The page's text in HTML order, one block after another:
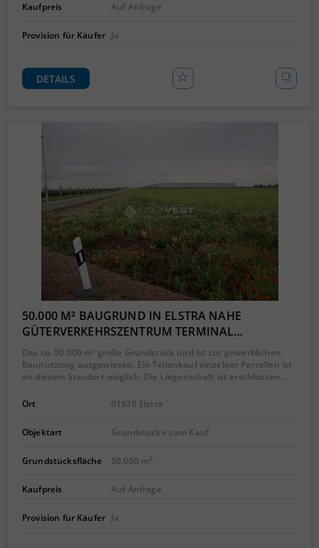
Kaufpreis Auf Anfrage
Provision für Käufer Ja
DETAILS
50.000 M² BAUGRUND IN ELSTRA NAHE
GÜTERVERKEHRSZENTRUM TERMINAL…
Das ca. 50.000 m² große Grundstück und ist zur gewerblichen
Baunutzung ausgewiesen. Ein Teilankauf einzelner Parzellen ist
an diesem Standort möglich. Die Liegenschaft ist erschlossen…
Ort 01920 Elstra
Objektart Grundstücke zum Kauf
Grundstücksfläche 50.000 m2
Kaufpreis Auf Anfrage
Provision für Käufer Ja